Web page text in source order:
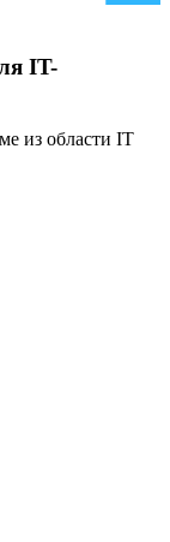
IT-
из области IT